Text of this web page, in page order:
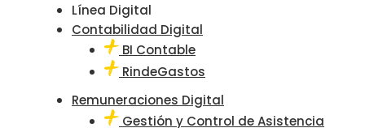
Línea Digital
Contabilidad Digital
BI Contable
RindeGastos
Remuneraciones Digital
Gestión y Control de Asistencia